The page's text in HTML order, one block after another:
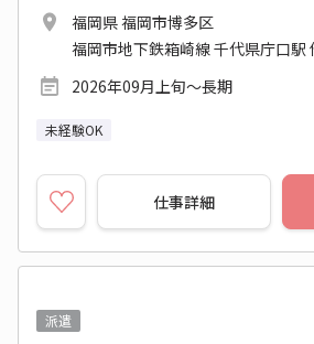
福岡県 福岡市博多区
福岡市地下鉄箱崎線 千代県庁口駅
2026年09月上旬～長期
未経験OK
仕事詳細
派遣